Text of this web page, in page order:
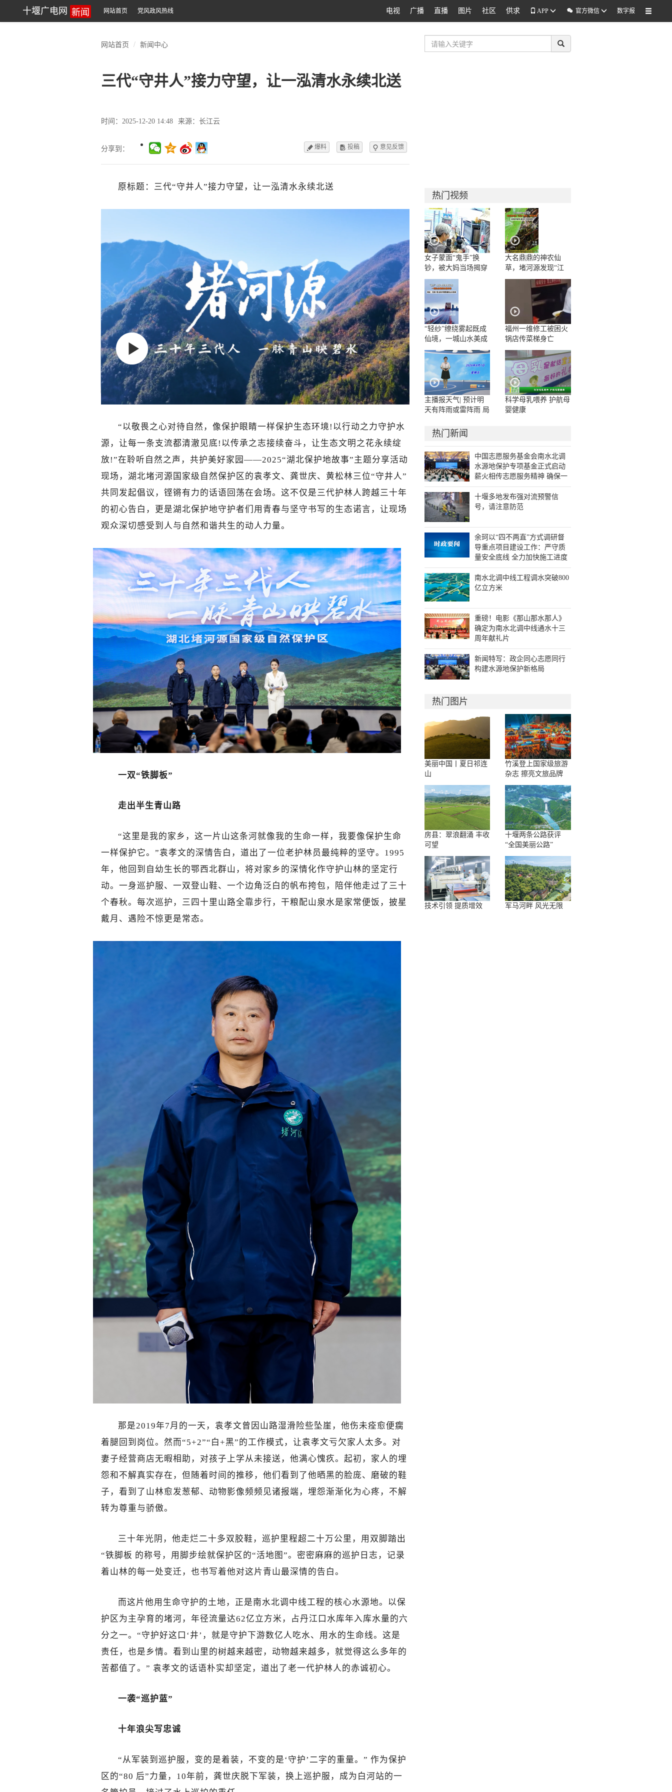
十堰广电网 新闻 网站首页 党风政风热线 电视 广播 直播 图片 社区 供求 APP  官方微信 数字报
网站首页 新闻中心
三代“守井人”接力守望，让一泓清水永续北送
时间：2025-12-20 14:48 来源：长江云
分享到： 爆料  投稿  意见反馈
原标题：三代“守井人”接力守望，让一泓清水永续北送
“以敬畏之心对待自然，像保护眼睛一样保护生态环境!以行动之力守护水
源，让每一条支流都清澈见底!以传承之志接续奋斗，让生态文明之花永续绽
放!”在聆听自然之声，共护美好家园——2025“湖北保护地故事”主题分享活动
现场，湖北堵河源国家级自然保护区的袁孝文、龚世庆、黄松林三位“守井人”
共同发起倡议，铿锵有力的话语回荡在会场。这不仅是三代护林人跨越三十年
的初心告白，更是湖北保护地守护者们用青春与坚守书写的生态诺言，让现场
观众深切感受到人与自然和谐共生的动人力量。
一双“铁脚板”
走出半生青山路
“这里是我的家乡，这一片山这条河就像我的生命一样，我要像保护生命
一样保护它。”袁孝文的深情告白，道出了一位老护林员最纯粹的坚守。1995
年，他回到自幼生长的鄂西北群山，将对家乡的深情化作守护山林的坚定行
动。一身巡护服、一双登山鞋、一个边角泛白的帆布挎包，陪伴他走过了三十
个春秋。每次巡护，三四十里山路全靠步行，干粮配山泉水是家常便饭，披星
戴月、遇险不惊更是常态。
那是2019年7月的一天，袁孝文曾因山路湿滑险些坠崖，他伤未痊愈便瘸
着腿回到岗位。然而“5+2”“白+黑”的工作模式，让袁孝文亏欠家人太多。对
妻子经营商店无暇相助，对孩子上学从未接送，他满心愧疚。起初，家人的埋
怨和不解真实存在，但随着时间的推移，他们看到了他晒黑的脸庞、磨破的鞋
子，看到了山林愈发葱郁、动物影像频频见诸报端，埋怨渐渐化为心疼，不解
转为尊重与骄傲。
三十年光阴，他走烂二十多双胶鞋，巡护里程超二十万公里，用双脚踏出
“铁脚板 的称号，用脚步绘就保护区的“活地图”。密密麻麻的巡护日志，记录
着山林的每一处变迁，也书写着他对这片青山最深情的告白。
而这片他用生命守护的土地，正是南水北调中线工程的核心水源地。以保
护区为主孕育的堵河，年径流量达62亿立方米，占丹江口水库年入库水量的六
分之一。“守护好这口‘井’，就是守护下游数亿人吃水、用水的生命线。这是
责任，也是乡情。看到山里的树越来越密，动物越来越多，就觉得这么多年的
苦都值了。” 袁孝文的话语朴实却坚定，道出了老一代护林人的赤诚初心。
一袭“巡护蓝”
十年浪尖写忠诚
“从军装到巡护服，变的是着装，不变的是‘守护’二字的重量。” 作为保护
区的“80 后”力量，10年前，龚世庆脱下军装，换上巡护服，成为白河站的一
热门视频
女子蒙面“鬼手”换
钞，被大妈当场揭穿
大名鼎鼎的神农仙
草，堵河源发现“江
边一碗水”野生群落
“轻纱”缭绕雾起既成
仙境，一城山水美成
水墨长卷
福州一维修工被困火
锅店传菜梯身亡
主播报天气| 预计明
天有阵雨或雷阵雨 局
科学母乳喂养 护航母
婴健康
热门新闻
中国志愿服务基金会南水北调
水源地保护专项基金正式启动
薪火相传志愿服务精神 确保一
泓清水永续北上 徐福顺讲话 王
永辉致辞 余珂主持
十堰多地发布强对流预警信
号，请注意防范
余珂以“四不两直”方式调研督
导重点项目建设工作：严守质
量安全底线 全力加快施工进度
南水北调中线工程调水突破800
亿立方米
重磅！电影《那山那水那人》
确定为南水北调中线通水十三
周年献礼片
新闻特写：政企同心志愿同行
构建水源地保护新格局
热门图片
美丽中国丨夏日祁连
山
竹溪登上国家级旅游
杂志 擦亮文旅品牌
房县：翠浪翻涌 丰收
可望
十堰两条公路获评
“全国美丽公路”
技术引领 提质增效 军马河畔 风光无限